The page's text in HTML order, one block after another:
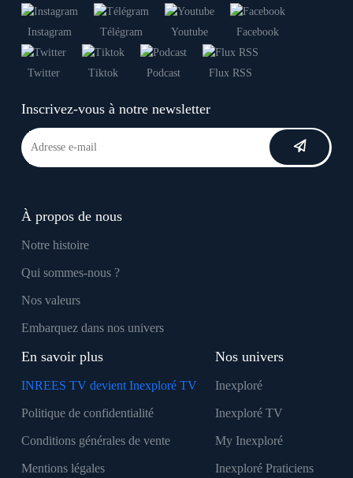
Instagram Télégram Youtube Facebook
Twitter Tiktok Podcast Flux RSS
Inscrivez-vous à notre newsletter
À propos de nous
Notre histoire
Qui sommes-nous ?
Nos valeurs
Embarquez dans nos univers
En savoir plus
INREES TV devient Inexploré TV
Politique de confidentialité
Conditions générales de vente
Mentions légales
Nos univers
Inexploré
Inexploré TV
My Inexploré
Inexploré Praticiens